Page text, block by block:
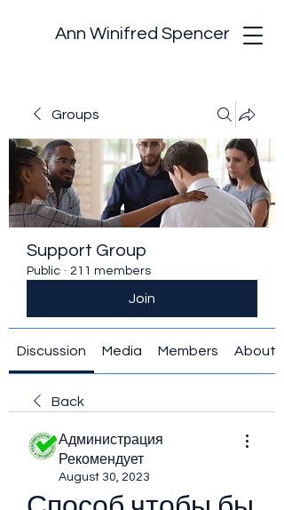
Ann Winifred Spencer
Groups
Support Group
Public · 211 members
Join
Discussion Media Members About
Back
Администрация
Рекомендует
August 30, 2023